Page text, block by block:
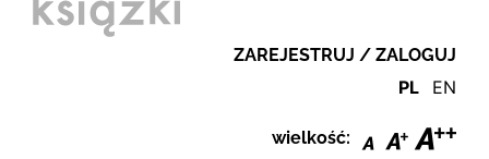
ZAREJESTRUJ / ZALOGUJ
PL EN
wielkość: